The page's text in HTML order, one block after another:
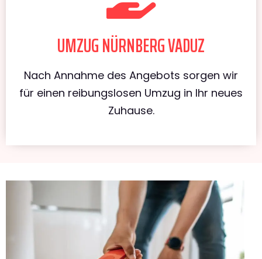
UMZUG NÜRNBERG VADUZ
Nach Annahme des Angebots sorgen wir
für einen reibungslosen Umzug in Ihr neues
Zuhause.